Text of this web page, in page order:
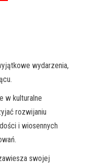
wydarzenia,
w kulturalne
rozwijaniu
i wiosennych
swojej